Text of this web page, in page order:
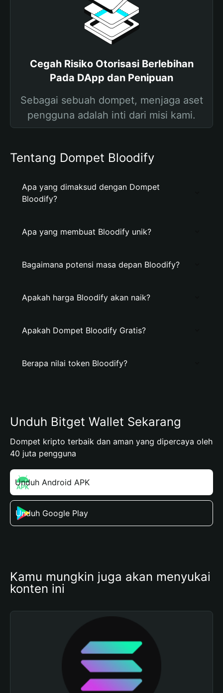
Cegah Risiko Otorisasi Berlebihan
Pada DApp dan Penipuan
Sebagai sebuah dompet, menjaga aset
pengguna adalah inti dari misi kami.
Tentang Dompet Bloodify
Apa yang dimaksud dengan Dompet
Bloodify?
Apa yang membuat Bloodify unik?
Bagaimana potensi masa depan Bloodify?
Apakah harga Bloodify akan naik?
Apakah Dompet Bloodify Gratis?
Berapa nilai token Bloodify?
Unduh Bitget Wallet Sekarang
Dompet kripto terbaik dan aman yang dipercaya oleh
40 juta pengguna
Unduh Android APK
Unduh Google Play
Kamu mungkin juga akan menyukai
konten ini